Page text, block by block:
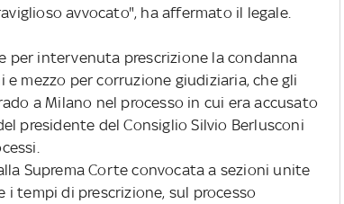
avvocato", ha affermato il legale.
per intervenuta prescrizione la condanna
mezzo per corruzione giudiziaria, che gli
a Milano nel processo in cui era accusato
presidente del Consiglio Silvio Berlusconi
Suprema Corte convocata a sezioni unite
tempi di prescrizione, sul processo